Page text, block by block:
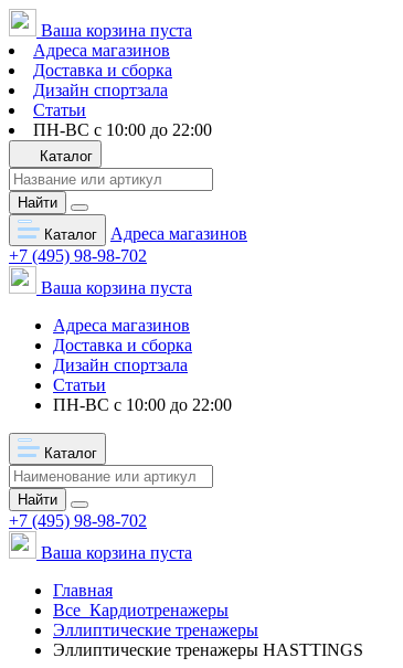
Ваша корзина пуста
Адреса магазинов
Доставка и сборка
Дизайн спортзала
Статьи
ПН-ВС с 10:00 до 22:00
Каталог
Найти
Каталог
Адреса магазинов
+7 (495) 98-98-702
Ваша корзина пуста
Адреса магазинов
Доставка и сборка
Дизайн спортзала
Статьи
ПН-ВС с 10:00 до 22:00
Каталог
Найти
+7 (495) 98-98-702
Ваша корзина пуста
Главная
Все Кардиотренажеры
Эллиптические тренажеры
Эллиптические тренажеры HASTTINGS